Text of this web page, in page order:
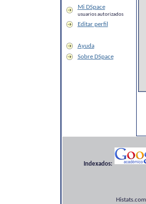
Mi DSpace
usuarios autorizados
Editar perfil
Ayuda
Sobre DSpace
Indexados: